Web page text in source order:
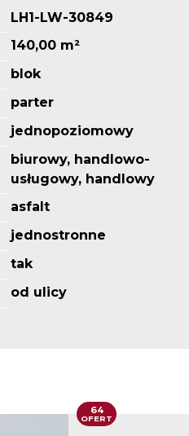
LH1-LW-30849
140,00 m²
blok
parter
jednopoziomowy
biurowy, handlowo-
usługowy, handlowy
asfalt
jednostronne
tak
od ulicy
64
OFERT